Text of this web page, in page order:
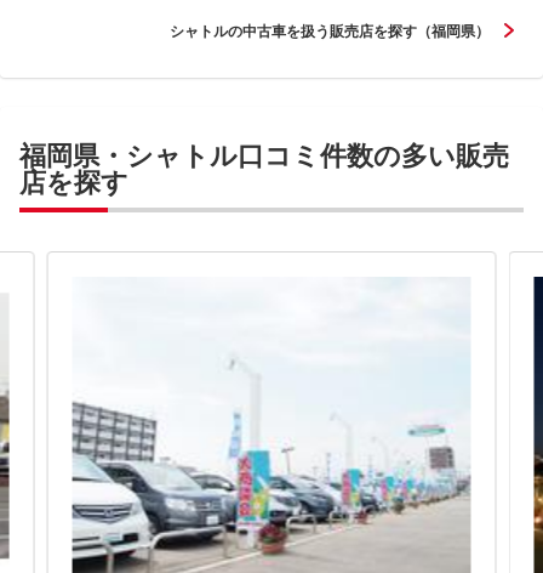
シャトルの中古車を扱う販売店を探す（福岡県）
福岡県・シャトル口コミ件数の多い販売
店を探す